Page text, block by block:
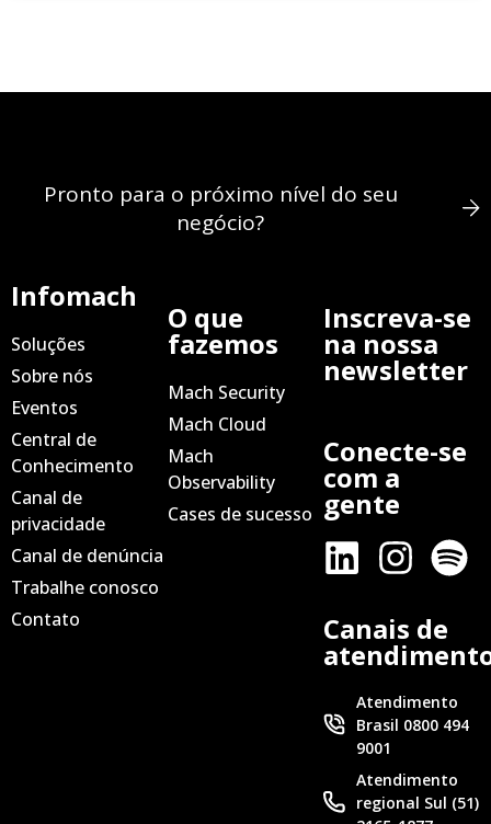
Pronto para o próximo nível do seu
negócio?
Infomach
Soluções
Sobre nós
Eventos
Central de
Conhecimento
Canal de
privacidade
Canal de denúncia
Trabalhe conosco
Contato
O que
fazemos
Mach Security
Mach Cloud
Mach
Observability
Cases de sucesso
Inscreva-se
na nossa
newsletter
Conecte-se
com a
gente
Canais de
Atendimento
Brasil 0800 494
9001
Atendimento
regional Sul (51)